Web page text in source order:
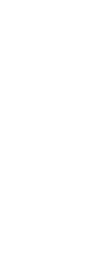
El PP
peaje
Estado
en